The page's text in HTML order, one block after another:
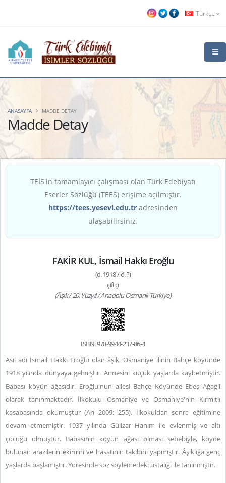
Türkçe
Madde Detay
ANASAYFA MADDE DETAY
TEİS'in tamamlayıcı çalışması olan Türk Edebiyatı
Eserler Sözlüğü (TEES) erişime açılmıştır.
https://tees.yesevi.edu.tr adresinden
ulaşabilirsiniz.
FAKİR KUL, İsmail Hakkı Eroğlu
(d. 1918 / ö. ?)
çiftçi
(Âşık / 20. Yüzyıl / Anadolu-Osmanlı-Türkiye)
ISBN: 978-9944-237-86-4
Asıl adı İsmail Hakkı Eroğlu olan âşık, Osmaniye ilinin Bahçe köyünde
1918 yılında dünyaya gelmiştir. Annesini küçük yaşlarda kaybetmiştir.
Babası köyün ağasıdır. Eroğlu'nun ailesi Bahçe Köyünde Ebeş Ağagil
olarak tanınmaktadır. İlkokulu Osmaniye ve Osmaniye'nin Kırmıtlı
kasabasında okumuştur (Arı 2009: 255). İlkokuldan sonra eğitimine
devam etmemiştir. 1937 yılında Gülizar Hanım ile evlenmiş ve altı
çocuğu olmuştur. Babasının köyün ağası olması sebebiyle, köyde
bulunan arazilerin ekimini ve hasatının takibini yapmıştır. Âşıklığa genç
yaşlarda başlamıştır. Yöresinde söz söylemedeki ustalığı ile tanınmıştır.